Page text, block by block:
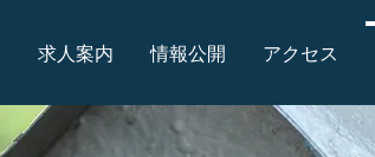
求人案内 情報公開 アクセス